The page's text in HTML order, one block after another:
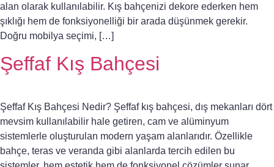
alan olarak kullanılabilir. Kış bahçenizi dekore ederken hem
şıklığı hem de fonksiyonelliği bir arada düşünmek gerekir.
Doğru mobilya seçimi, […]
Şeffaf Kış Bahçesi
Şeffaf Kış Bahçesi Nedir? Şeffaf kış bahçesi, dış mekanları dört
mevsim kullanılabilir hale getiren, cam ve alüminyum
sistemlerle oluşturulan modern yaşam alanlarıdır. Özellikle
bahçe, teras ve veranda gibi alanlarda tercih edilen bu